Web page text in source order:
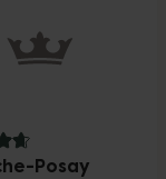
i omdöme
Posay